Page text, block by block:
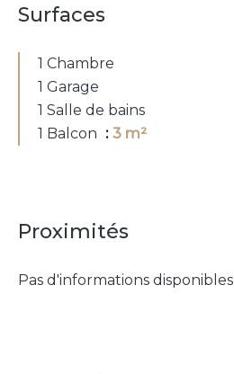
Surfaces
1 Chambre
1 Garage
1 Salle de bains
1 Balcon
3 m²
Proximités
Pas d'informations disponibles